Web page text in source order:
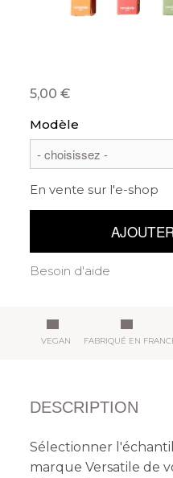
5,00
Modèle
En vente sur l'e-shop
Besoin d'aide
VEGAN FABRIQUÉ EN
DESCRIPTION
Sélectionner
marque Versatile de